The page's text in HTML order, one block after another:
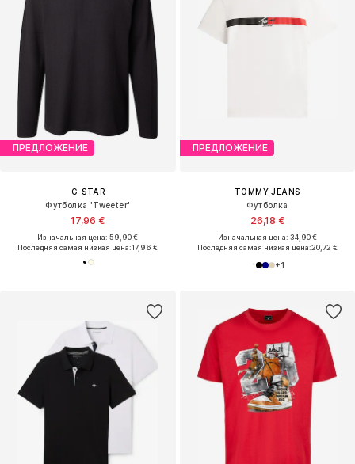
ПРЕДЛОЖЕНИЕ
G-STAR
Футболка 'Tweeter'
17,96 €
Изначальная цена: 59,90 €
Последняя самая низкая цена:17,96 €
ПРЕДЛОЖЕНИЕ
TOMMY JEANS
Футболка
26,18 €
Изначальная цена: 34,90 €
Последняя самая низкая цена:20,72 €
+1